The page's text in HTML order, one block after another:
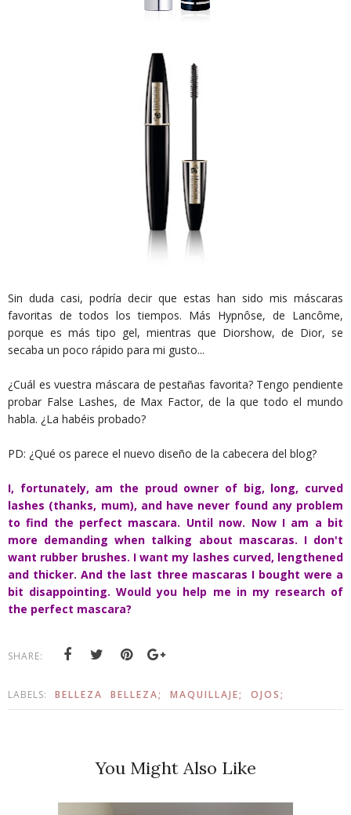
Sin duda casi, podría decir que estas han sido mis máscaras
favoritas de todos los tiempos. Más Hypnôse, de Lancôme,
porque es más tipo gel, mientras que Diorshow, de Dior, se
secaba un poco rápido para mi gusto...
¿Cuál es vuestra máscara de pestañas favorita? Tengo pendiente
probar False Lashes, de Max Factor, de la que todo el mundo
habla. ¿La habéis probado?
PD: ¿Qué os parece el nuevo diseño de la cabecera del blog?
I, fortunately, am the proud owner of big, long, curved
lashes (thanks, mum), and have never found any problem
to find the perfect mascara. Until now. Now I am a bit
more demanding when talking about mascaras. I don't
want rubber brushes. I want my lashes curved, lengthened
and thicker. And the last three mascaras I bought were a
bit disappointing. Would you help me in my research of
the perfect mascara?
SHARE:
LABELS: BELLEZA BELLEZA; MAQUILLAJE; OJOS;
You Might Also Like